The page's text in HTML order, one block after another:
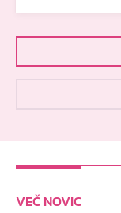
VEČ NOVIC